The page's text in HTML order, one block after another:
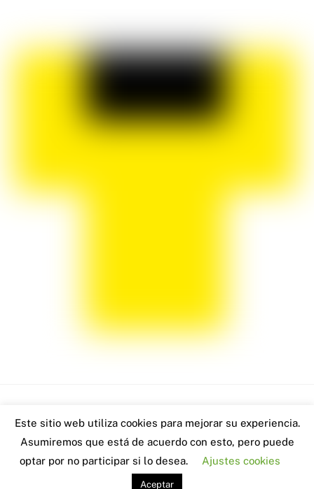
Back
To
Top
www.robertoblach.com - 2026
Este sitio web utiliza cookies para mejorar su experiencia.
Asumiremos que está de acuerdo con esto, pero puede
optar por no participar si lo desea.
Ajustes cookies
Aceptar